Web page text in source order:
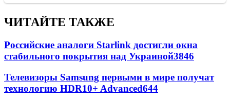
ЧИТАЙТЕ ТАКЖЕ
Российские аналоги Starlink достигли окна
стабильного покрытия над Украиной3846
Телевизоры Samsung первыми в мире получат
технологию HDR10+ Advanced644